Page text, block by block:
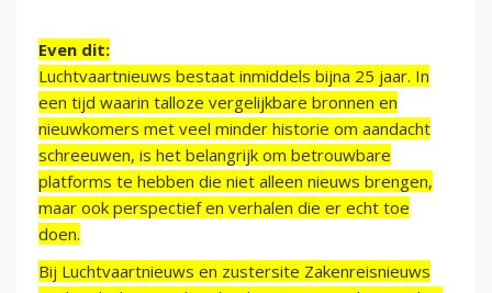
Even dit:
Luchtvaartnieuws bestaat inmiddels bijna 25 jaar. In
een tijd waarin talloze vergelijkbare bronnen en
nieuwkomers met veel minder historie om aandacht
schreeuwen, is het belangrijk om betrouwbare
platforms te hebben die niet alleen nieuws brengen,
maar ook perspectief en verhalen die er echt toe
doen.
Bij Luchtvaartnieuws en zustersite Zakenreisnieuws